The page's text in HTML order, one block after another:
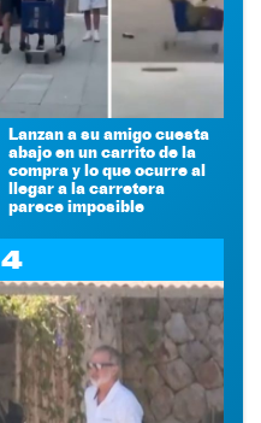
Lanzan a su amigo cuesta
abajo en un carrito de la
compra y lo que ocurre al
llegar a la carretera
parece imposible
4